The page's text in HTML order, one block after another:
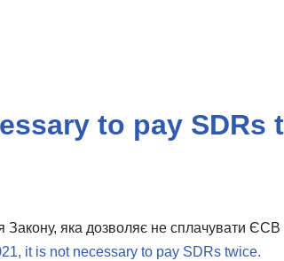
to pay SDRs
Закону, яка дозволяє не сплачувати
it is not necessary to pay SDRs twice.